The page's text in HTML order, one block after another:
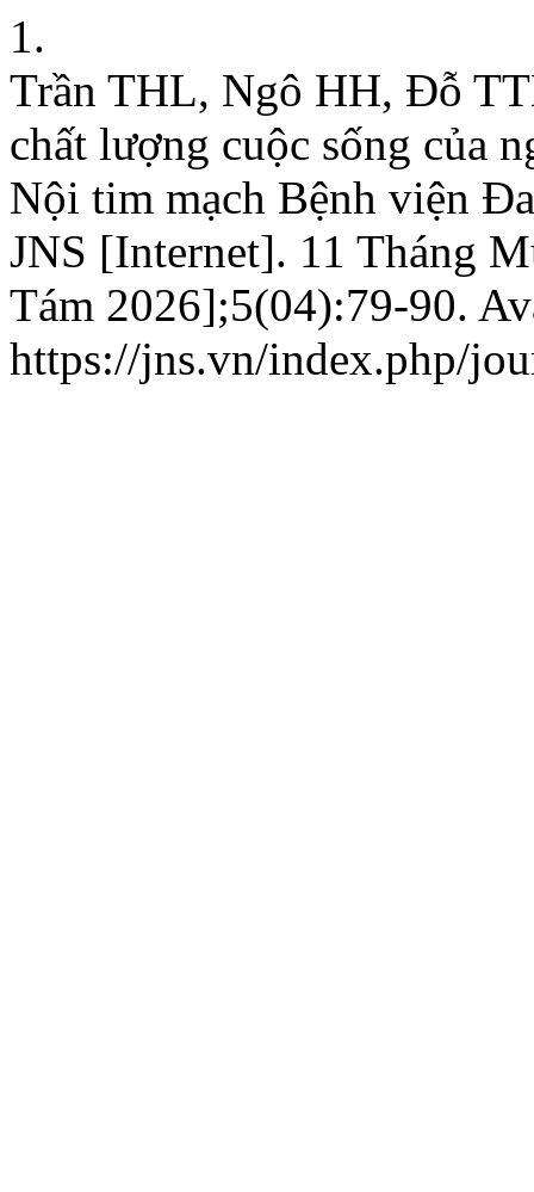
1.
Trần THL, Ngô HH, Đỗ
chất lượng cuộc sống của
Nội tim mạch Bệnh viện
JNS [Internet]. 11 Tháng
Tám 2026];5(04):79-90.
https://jns.vn/index.php/